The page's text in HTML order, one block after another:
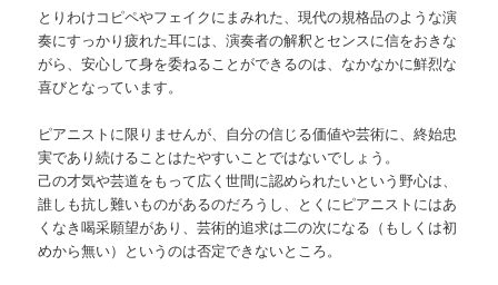
とりわけコピペやフェイクにまみれた、現代の規格品のような演
奏にすっかり疲れた耳には、演奏者の解釈とセンスに信をおきな
がら、安心して身を委ねることができるのは、なかなかに鮮烈な
喜びとなっています。
ピアニストに限りませんが、自分の信じる価値や芸術に、終始忠
実であり続けることはたやすいことではないでしょう。
己の才気や芸道をもって広く世間に認められたいという野心は、
誰しも抗し難いものがあるのだろうし、とくにピアニストにはあ
くなき喝采願望があり、芸術的追求は二の次になる（もしくは初
めから無い）というのは否定できないところ。